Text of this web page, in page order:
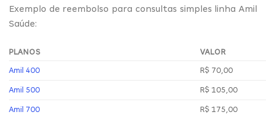
Exemplo de reembolso para consultas simples linha Amil
Saúde:
PLANOS VALOR
Amil 400 R$ 70,00
Amil 500 R$ 105,00
Amil 700 R$ 175,00